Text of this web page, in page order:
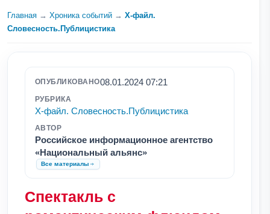
Главная → Хроника событий → Х-файл.
Словесность.Публицистика
ОПУБЛИКОВАНО08.01.2024 07:21
РУБРИКА
Х-файл. Словесность.Публицистика
АВТОР
Российское информационное агентство
«Национальный альянс»
Все материалы
Спектакль с